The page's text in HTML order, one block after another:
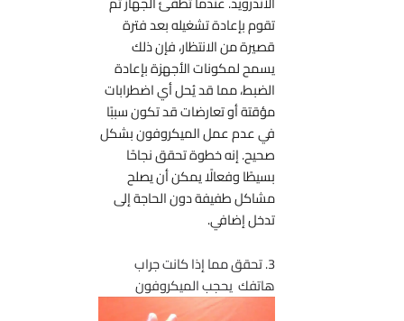
تقوم بإعادة تشغيله بعد فترة
قصيرة من الانتظار، فإن ذلك
يسمح لمكونات الأجهزة بإعادة
الضبط، مما قد يُحل أي اضطرابات
مؤقتة أو تعارضات قد تكون سببًا
في عدم عمل الميكروفون بشكل
صحيح. إنه خطوة تحقق نجاحًا
بسيطًا وفعالًا يمكن أن يصلح
مشاكل طفيفة دون الحاجة إلى
تدخل إضافي.
3. تحقق مما إذا كانت جراب
هاتفك يحجب الميكروفون